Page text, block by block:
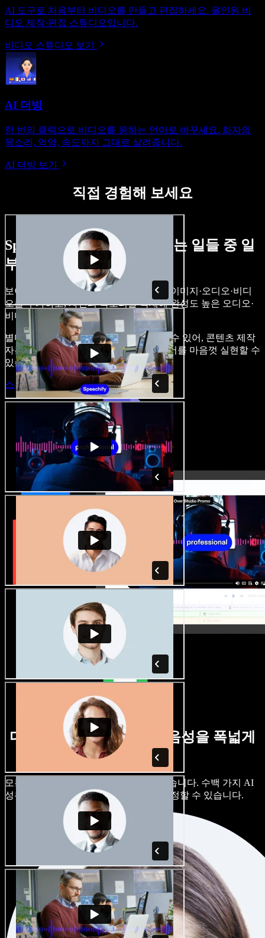
AI 도구로 처음부터 비디오를 만들고 편집하세요. 올인원 비
디오 제작·편집 스튜디오입니다.
비디오 스튜디오 보기
AI 더빙
한 번의 클릭으로 비디오를 원하는 언어로 바꾸세요. 화자의
목소리, 억양, 속도까지 그대로 살려줍니다.
AI 더빙 보기
직접 경험해 보세요
Speechify Studio로 할 수 있는 일들 중 일
부입니다.
보이스오버를 만들고, 로열티 프리 스톡 이미지·오디오·비디
오를 추가하고, 자신의 목소리를 복제해 완성도 높은 오디오·
비디오 프로젝트를 완성할 수 있습니다.
별다른 학습 없이 브라우저에서 바로 쓸 수 있어, 콘텐츠 제작
자는 기존의 제약을 벗어나 모든 아이디어를 마음껏 실현할 수
있습니다.
스튜디오 시작하기
다양한 억양의 남성·여성 음성을 폭넓게
제공합니다
모든 프로젝트가 똑같이 들릴 필요는 없습니다. 수백 가지 AI
성우와 억양 중에서 고르고, 세부까지 조정할 수 있습니다.